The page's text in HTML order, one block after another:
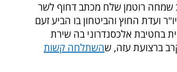
שמחה רוטמן שלח מכתב דחוף לשר
ועדת החוץ והביטחון בו הביע זעם
בחטיבת אלכסנדרוני בה שירת
ברצועת עזה, שהשתלחה קשות